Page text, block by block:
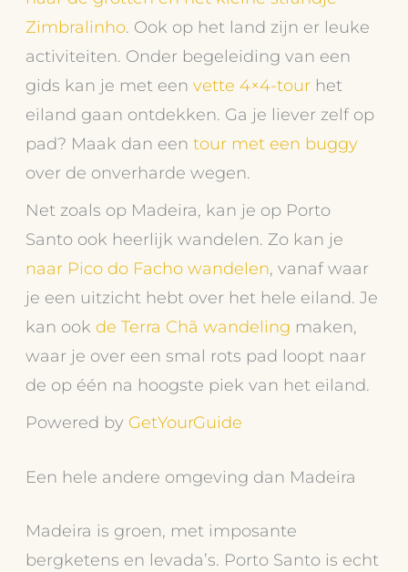
Zimbralinho. Ook op het land zijn er leuke
activiteiten. Onder begeleiding van een
gids kan je met eenvette 4×4-tour het
eiland gaan ontdekken. Ga je liever zelf op
pad? Maak dan eentour met een buggy
over de onverharde wegen.
Net zoals op Madeira, kan je op Porto
Santo ook heerlijk wandelen. Zo kan je
naar Pico do Facho wandelen, vanaf waar
je een uitzicht hebt over het hele eiland. Je
kan ook de Terra Chã wandeling maken,
waar je over een smal rots pad loopt naar
de op één na hoogste piek van het eiland.
Powered by GetYourGuide
Een hele andere omgeving dan Madeira
Madeira is groen, met imposante
bergketens en levada’s. Porto Santo is echt